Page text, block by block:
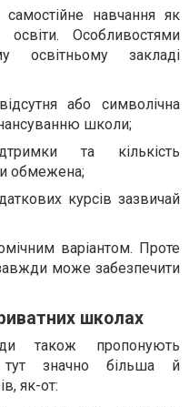
навчання як
Особливостями
освітньому закладі
або символічна
школи;
та кількість
обмежена;
курсів зазвичай
варіантом. Проте
може забезпечити
школах
також пропонують
тут значно більша й
як-от: